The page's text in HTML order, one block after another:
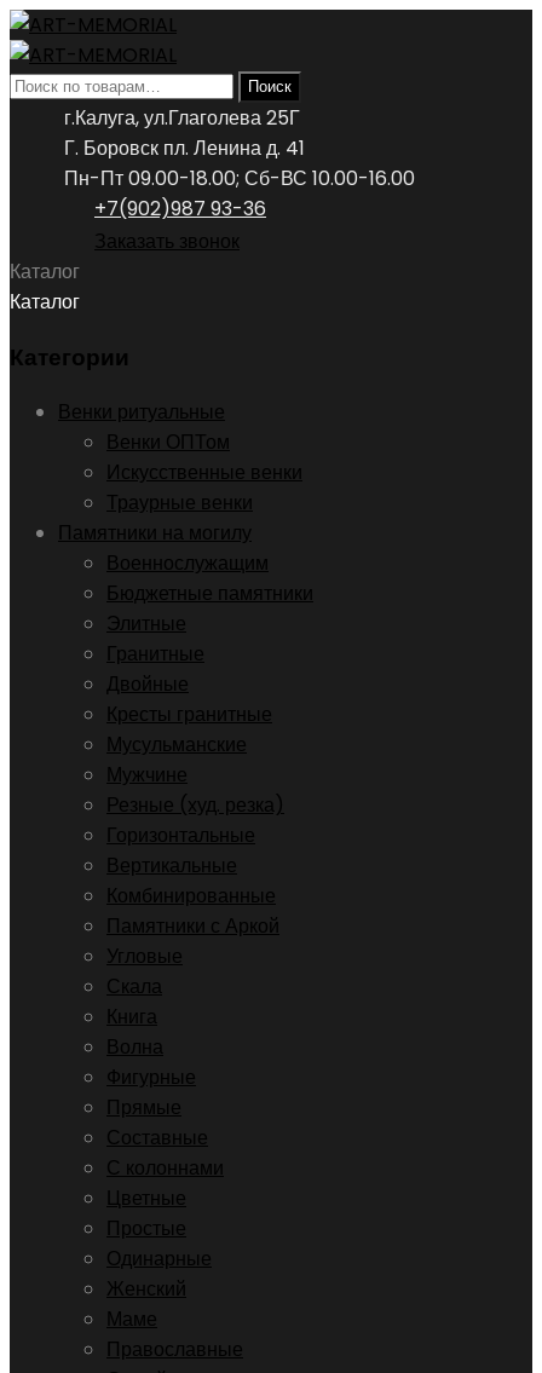
Искать: Поиск
г.Калуга, ул.Глаголева 25Г
Г. Боровск пл. Ленина д. 41
Пн-Пт 09.00-18.00; Сб-ВС 10.00-16.00
+7(902)987 93-36
Заказать звонок
Каталог
Каталог
Категории
Венки ритуальные
Венки ОПТом
Искусственные венки
Траурные венки
Памятники на могилу
Военнослужащим
Бюджетные памятники
Элитные
Гранитные
Двойные
Кресты гранитные
Мусульманские
Мужчине
Резные (худ. резка)
Горизонтальные
Вертикальные
Комбинированные
Памятники с Аркой
Угловые
Скала
Книга
Волна
Фигурные
Прямые
Составные
С колоннами
Цветные
Простые
Одинарные
Женский
Маме
Православные